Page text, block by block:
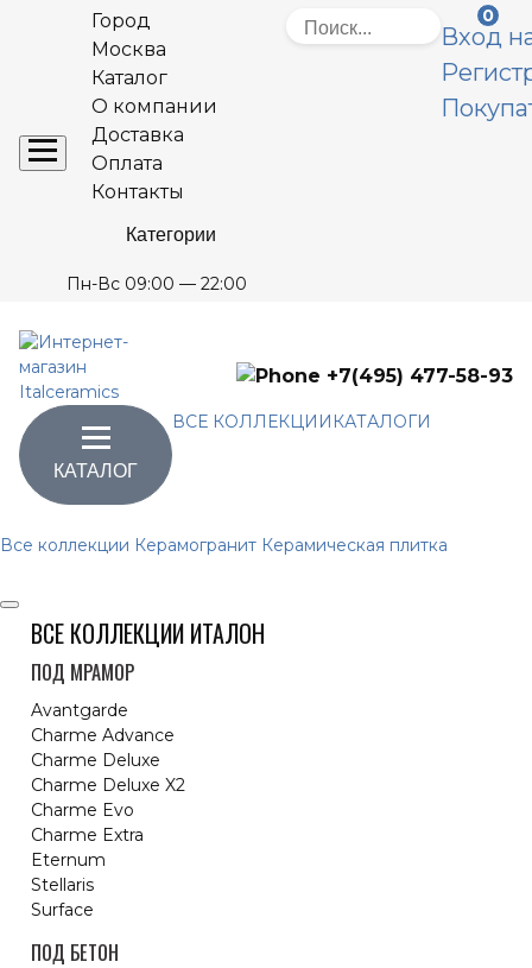
Город
Москва
Каталог
О компании
Доставка
Оплата
Контакты
Категории
Пн-Вс 09:00 — 22:00
Вход
0
КАТАЛОГ
ВСЕ КОЛЛЕКЦИИ КАТАЛОГИ
+7(495) 477-58-93
Все коллекции Керамогранит Керамическая плитка
ВСЕ КОЛЛЕКЦИИ ИТАЛОН
ПОД МРАМОР
Avantgarde
Charme Advance
Charme Deluxe
Charme Deluxe X2
Charme Evo
Charme Extra
Eternum
Stellaris
Surface
ПОД БЕТОН